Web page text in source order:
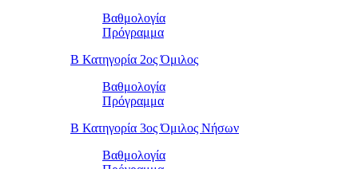
Βαθμολογία
Πρόγραμμα
Β Κατηγορία 2ος Όμιλος
Βαθμολογία
Πρόγραμμα
Β Κατηγορία 3ος Όμιλος Νήσων
Βαθμολογία